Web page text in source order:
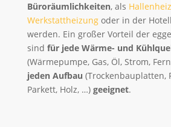
Büroräumlichkeiten, als
Werkstattheizungoder in der
werden. Ein großer Vorteil der
sind für jede Wärme- und
(Wärmepumpe, Gas, Öl, Strom,
jeden Aufbau (Trockenbauplatten,
Parkett, Holz, …) geeignet.